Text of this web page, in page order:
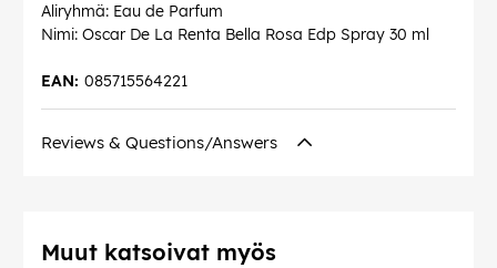
Aliryhmä: Eau de Parfum
Nimi: Oscar De La Renta Bella Rosa Edp Spray 30 ml
085715564221
EAN:
Reviews & Questions/Answers
Muut katsoivat myös